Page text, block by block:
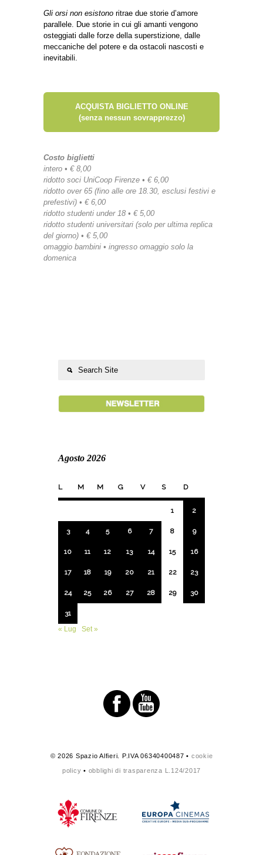
Gli orsi non esistono ritrae due storie d’amore
parallele. Due storie in cui gli amanti vengono
osteggiati dalle forze della superstizione, dalle
meccaniche del potere e da ostacoli nascosti e
inevitabili.
ACQUISTA BIGLIETTO ONLINE
(senza nessun sovrapprezzo)
Costo biglietti
intero • € 8,00
ridotto soci UniCoop Firenze • € 6,00
ridotto over 65 (fino alle ore 18.30, esclusi festivi e
prefestivi) • € 6,00
ridotto studenti under 18 • € 5,00
ridotto studenti universitari (solo per ultima replica
del giorno) • € 5,00
omaggio bambini • ingresso omaggio solo la
domenica
Agosto 2026
L M M G V S D
1 2
3 4 5 6 7 8 9
10 11 12 13 14 15 16
17 18 19 20 21 22 23
24 25 26 27 28 29 30
31
« Lug
Set »
© 2026 Spazio Alfieri. P.IVA 06340400487 • cookie
policy • obblighi di trasparenza L.124/2017